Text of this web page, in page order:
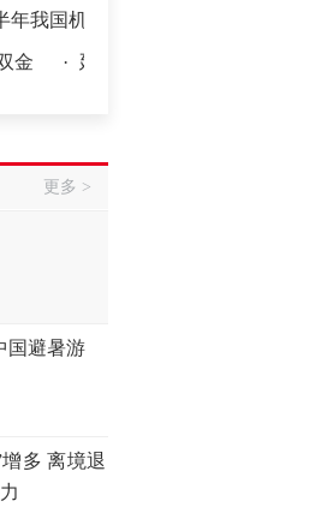
工业规上企业增加值同比增长
伸链条，老区“长”出新产业（经济
更多 >
水
国避暑游
多 离境退
鲜明反核立